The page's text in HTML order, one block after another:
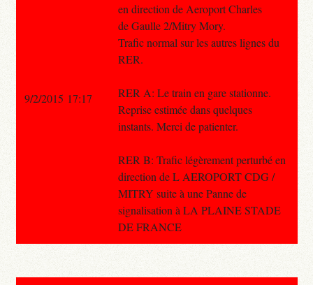
en direction de Aeroport Charles
de Gaulle 2/Mitry Mory.
Trafic normal sur les autres lignes du
RER.
RER A: Le train en gare stationne.
Reprise estimée dans quelques
instants. Merci de patienter.
RER B: Trafic légèrement perturbé en
direction de L AEROPORT CDG /
MITRY suite à une Panne de
signalisation à LA PLAINE STADE
DE FRANCE
9/2/2015 17:17